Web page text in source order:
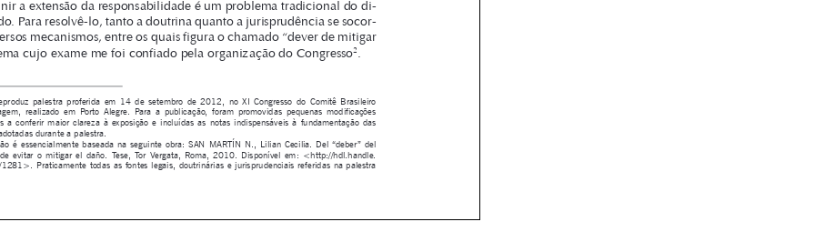



 







1
O  texto  reproduz  palestra  proferida  em  14  de  setembro  de  2012,  no  XI  Congresso  do  Comitê  Brasileiro
de  Arbitragem,  realizado  em  Porto  Alegre.  Para  a  publicação,  foram  promovidas  pequenas  modificações
destinadas  a  conferir  maior  clareza  à  exposição  e  incluídas  as  notas  indispensáveis  à  fundamentação  das
posições adotadas durante a palestra.
2
A  exposição  é  essencialmente  baseada  na  seguinte  obra:  SAN  MARTÍN  N.,  Lilian  Cecilia.  Del  “deber”  del
acreedor  de  evitar  o  mitigar  el  daño.  Tese,  Tor  Vergata,  Roma,  2010.  Disponível  em:  <http://hdl.handle.